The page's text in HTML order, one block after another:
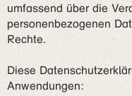
umfassend über die
personenbezogenen
Rechte.
Diese
Anwendungen: